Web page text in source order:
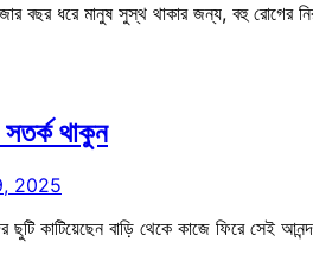
বছর ধরে মানুষ সুস্থ থাকার জন্য, বহু রোগের
থাকুন
2025
কাটিয়েছেন বাড়ি থেকে কাজে ফিরে সেই